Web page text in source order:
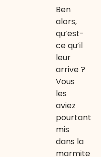
Ben
alors,
qu’est-
ce qu’il
leur
arrive ?
Vous
les
aviez
pourtant
mis
dans la
marmite